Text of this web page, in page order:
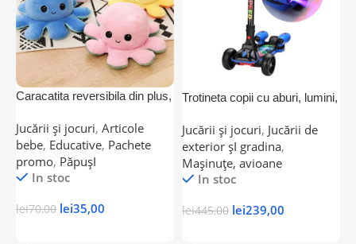
Caracatita reversibila din plus,
Jucării și jocuri, Articole
bebe, Educative, Pachete
promo, PăpușI
In stoc
lei70,00 lei35,00
Trotineta copii cu aburi, lumini,
Jucării și jocuri, Jucării de
exterior șI gradina,
Mașinuțe, avioane
In stoc
lei445,00 lei239,00